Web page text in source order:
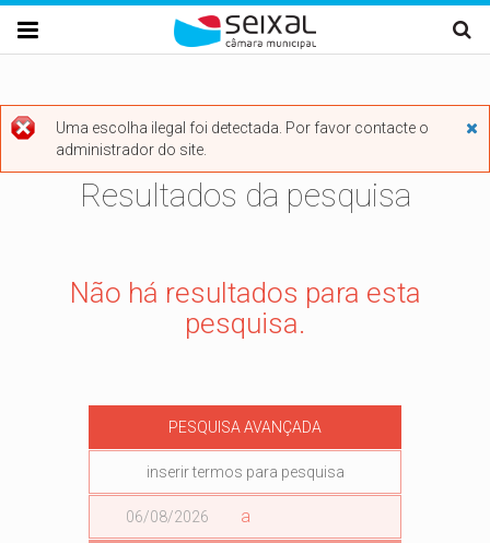
Passar para o conteúdo principal


Mensagem de erro
Uma escolha ilegal foi detectada. Por favor contacte o
administrador do site.
Resultados da pesquisa
Não há resultados para esta
pesquisa.
PESQUISA AVANÇADA
a
Data